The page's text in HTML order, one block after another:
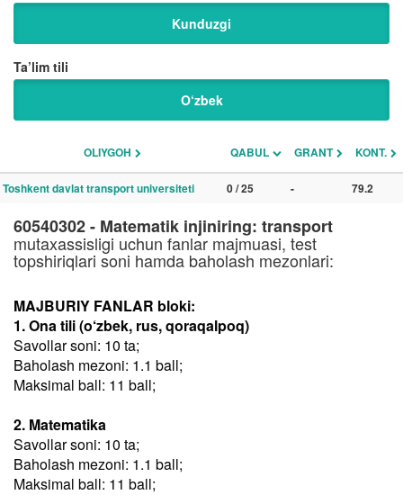
Kunduzgi
Ta’lim tili
O‘zbek
OLIYGOH QABUL GRANT KONT.
Toshkent davlat transport universiteti 0 / 25 - 79.2
60540302 - Matematik injiniring: transport
mutaxassisligi uchun fanlar majmuasi, test
topshiriqlari soni hamda baholash mezonlari:
MAJBURIY FANLAR bloki:
1. Ona tili (o‘zbek, rus, qoraqalpoq)
Savollar soni: 10 ta;
Baholash mezoni: 1.1 ball;
Maksimal ball: 11 ball;
2. Matematika
Savollar soni: 10 ta;
Baholash mezoni: 1.1 ball;
Maksimal ball: 11 ball;